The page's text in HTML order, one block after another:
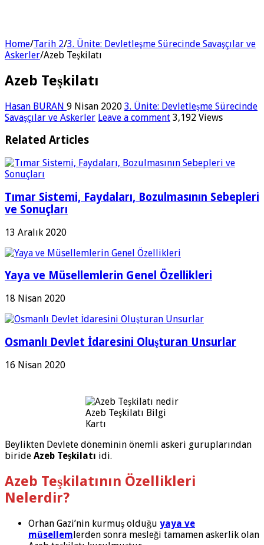
Home/Tarih 2/3. Ünite: Devletleşme Sürecinde Savaşçılar ve
Askerler/Azeb Teşkilatı
Azeb Teşkilatı
Hasan BURAN 9 Nisan 2020 3. Ünite: Devletleşme Sürecinde
Savaşçılar ve Askerler Leave a comment 3,192 Views
Related Articles
Tımar Sistemi, Faydaları, Bozulmasının Sebepleri
ve Sonuçları
13 Aralık 2020
Yaya ve Müsellemlerin Genel Özellikleri
18 Nisan 2020
Osmanlı Devlet İdaresini Oluşturan Unsurlar
16 Nisan 2020
Azeb Teşkilatı Bilgi
Kartı
Beylikten Devlete döneminin önemli askeri guruplarından
biride Azeb Teşkilatı idi.
Azeb Teşkilatının Özellikleri
Nelerdir?
Orhan Gazi’nin kurmuş olduğu yaya ve
müsellem lerden sonra mesleği tamamen askerlik olan